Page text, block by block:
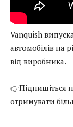
Vanquish
автомобілів на
від виробника.
👉Підпишіться
отримувати